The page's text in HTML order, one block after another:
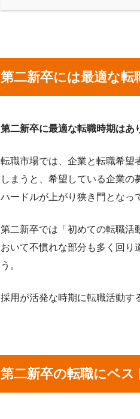
第二新卒には最適な転
第二新卒に最適な転職時期はあ
転職市場では、企業と転職希望
しまうと、希望している企業の
ハードルが上がり狭き門となっ
第二新卒では「初めての転職活
おいて不慣れな部分も多く回り
う。
採用が活発な時期に転職活動す
第二新卒の転職にベ